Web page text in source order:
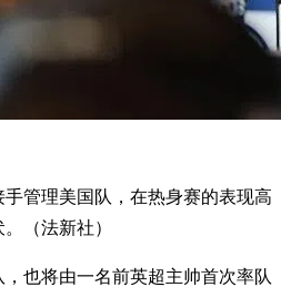
手管理美国队，在热身赛的表现高
（法新社）
也将由一名前英超主帅首次率队